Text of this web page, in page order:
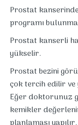
Prostat
programı
Prostat kanserli
yükselir.
Prostat bezini
çok tercih edilir ve
Eğer doktorunuz
kemikler